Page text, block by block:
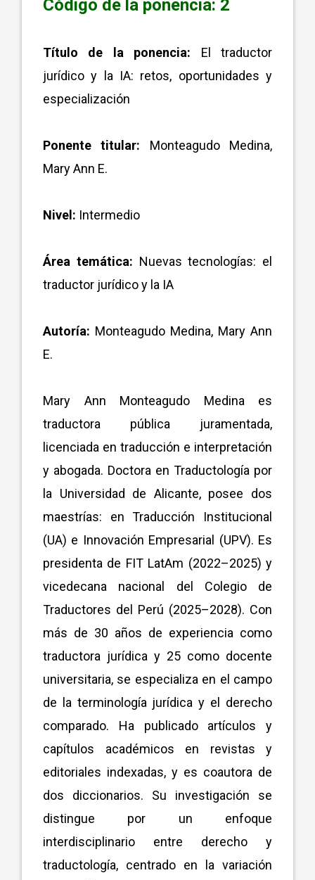
Código de la ponencia: 2
Título de la ponencia: El traductor
jurídico y la IA: retos, oportunidades y
especialización
Ponente titular: Monteagudo Medina,
Mary Ann E.
Nivel: Intermedio
Área temática: Nuevas tecnologías: el
traductor jurídico y la IA
Autoría: Monteagudo Medina, Mary Ann
E.
Mary Ann Monteagudo Medina es
traductora pública juramentada,
licenciada en traducción e interpretación
y abogada. Doctora en Traductología por
la Universidad de Alicante, posee dos
maestrías: en Traducción Institucional
(UA) e Innovación Empresarial (UPV). Es
presidenta de FIT LatAm (2022–2025) y
vicedecana nacional del Colegio de
Traductores del Perú (2025–2028). Con
más de 30 años de experiencia como
traductora jurídica y 25 como docente
universitaria, se especializa en el campo
de la terminología jurídica y el derecho
comparado. Ha publicado artículos y
capítulos académicos en revistas y
editoriales indexadas, y es coautora de
dos diccionarios. Su investigación se
distingue por un enfoque
interdisciplinario entre derecho y
traductología, centrado en la variación